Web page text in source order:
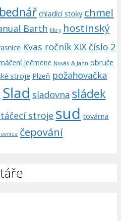
bednář chladící stoky chmel
Barth filtry hostinský
Kvas ročník XIX číslo 2
ječmene Novák & Jahn obruče
stroje Plzeň požahovačka
Slad sladovna sládek
stroje sud továrna
čepování